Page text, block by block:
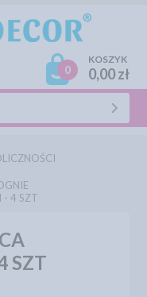
0
KOSZYK
0,00 zł
- 4 SZT
SZT